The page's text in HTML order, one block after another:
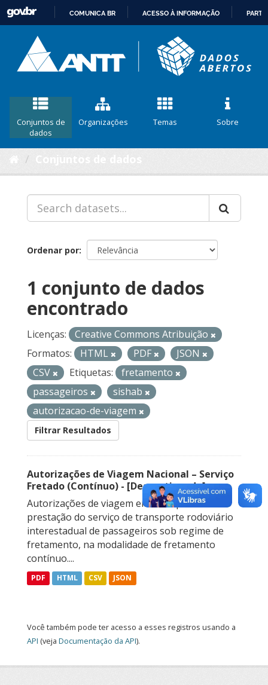
CONTEÚDO
COMUNICA BR ACESSO À INFORMAÇÃO
Conjuntos de
dados
Organizações Temas Sobre
Ordenar por
1 conjunto de dados
encontrado
Licenças:
Creative Commons Atribuição
Formatos:
HTML PDF
JSON
CSV
Etiquetas:
fretamento
passageiros
sishab
autorizacao-de-viagem
Filtrar Resultados
Autorizações de Viagem Nacional – Serviço
Fretado (Contínuo) - [Descontinuado]
Autorizações de viagem emitidas para a
prestação do serviço de transporte rodoviário
interestadual de passageiros sob regime de
fretamento, na modalidade de fretamento
contínuo....
PDF HTML CSV JSON
Você também pode ter acesso a esses registros usando a
API (veja Documentação da API).